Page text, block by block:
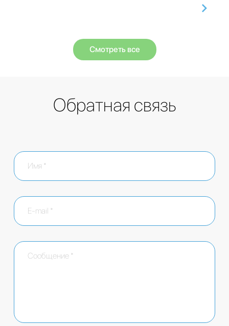
Смотреть все
Обратная связь